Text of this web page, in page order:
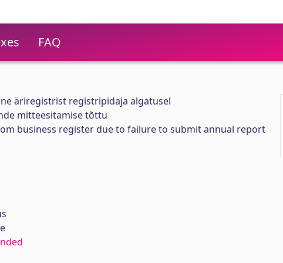
FAQ
äriregistrist registripidaja algatusel
mitteesitamise tõttu
business register due to failure to submit annual report